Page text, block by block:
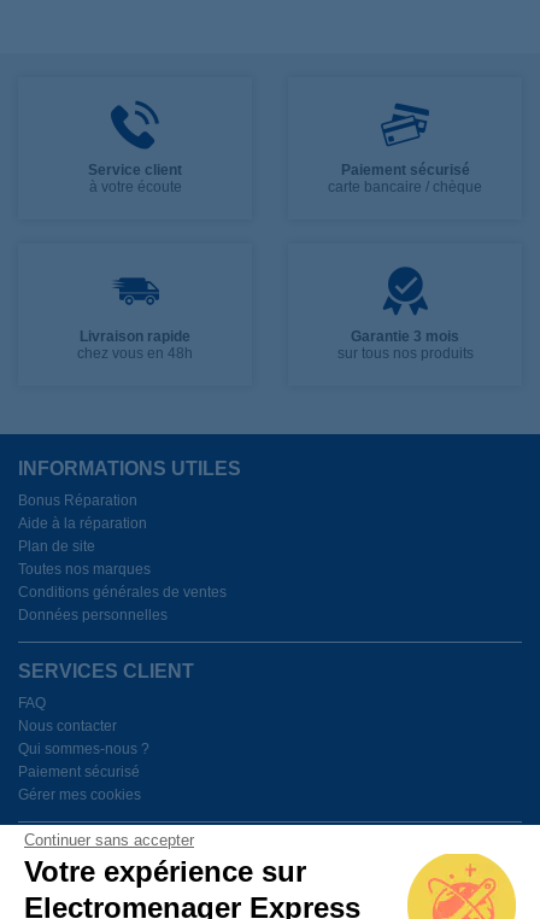
Continuer sans accepter
Votre expérience sur
Electromenager Express
Service client
à votre écoute
Paiement sécurisé
carte bancaire / chèque
Livraison rapide
chez vous en 48h
Garantie 3 mois
sur tous nos produits
INFORMATIONS UTILES
Bonus Réparation
Aide à la réparation
Plan de site
Toutes nos marques
Conditions générales de ventes
Données personnelles
SERVICES CLIENT
FAQ
Nous contacter
Qui sommes-nous ?
Paiement sécurisé
Gérer mes cookies
BESOIN D'AIDE ?